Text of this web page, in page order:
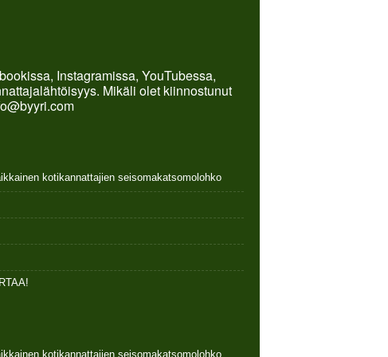
Instagramissa, YouTubessa,
Mikäli olet kiinnostunut
kotikannattajien seisomakatsomolohko
kotikannattajien seisomakatsomolohko